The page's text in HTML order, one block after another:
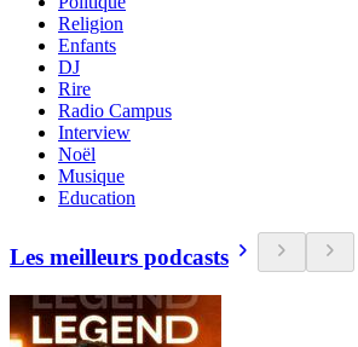
Religion
Enfants
DJ
Rire
Radio Campus
Interview
Noël
Musique
Education
Les meilleurs podcasts